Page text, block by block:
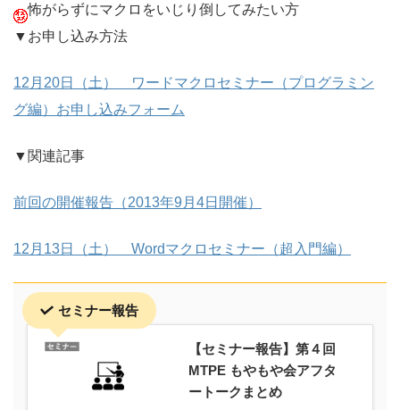
怖がらずにマクロをいじり倒してみたい方
▼お申し込み方法
12月20日（土） ワードマクロセミナー（プログラミン
グ編）お申し込みフォーム
▼関連記事
前回の開催報告（2013年9月4日開催）
12月13日（土） Wordマクロセミナー（超入門編）
セミナー報告
【セミナー報告】第４回
MTPE もやもや会アフタ
ートークまとめ